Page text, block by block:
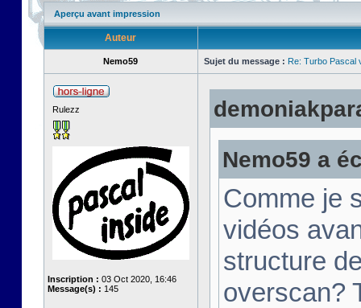
Aperçu avant impression
Auteur
Nemo59 Sujet du message : Re: Turbo Pascal
Rulezz
Inscription : 03 Oct 2020, 16:46
Message(s) : 145
Nemo59 a
Comme je
vidéos
structure
overscan?